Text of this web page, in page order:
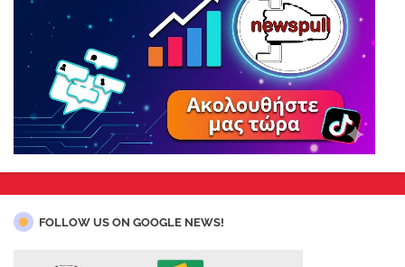
FOLLOW US ON GOOGLE NEWS!